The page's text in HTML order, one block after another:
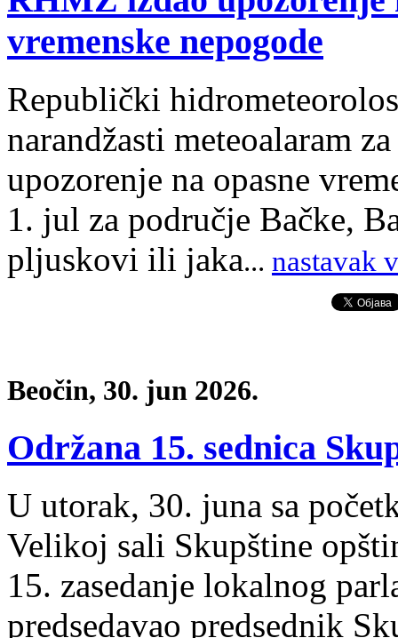
vremenske nepogode
Republički
narandžasti meteoalaram
upozorenje na opasne
1. jul za područje Bačke,
pljuskovi ili jaka... nastavak
Beočin, 30. jun 2026.
Održana 15. sednica
U utorak, 30. juna sa
Velikoj sali Skupštine
15. zasedanje lokalnog
predsedavao predsednik